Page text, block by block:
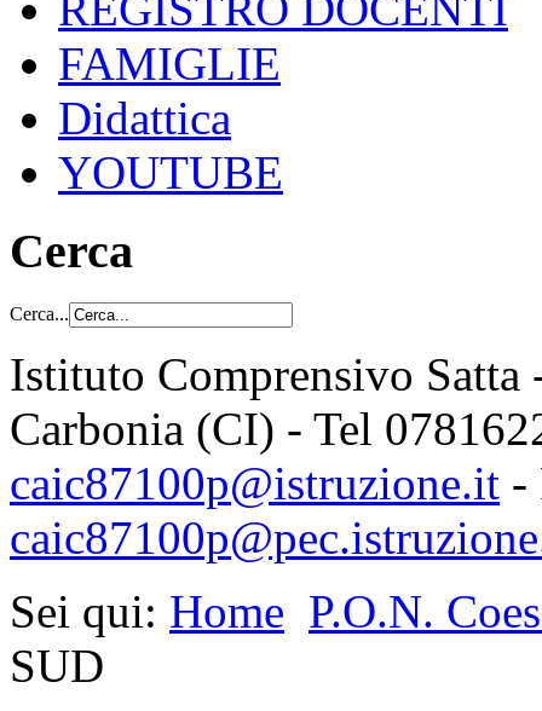
FAMIGLIE
Didattica
YOUTUBE
Cerca
Cerca...
Istituto Comprensivo
Carbonia (CI) - Tel
caic87100p@istruzione.it -
Sei qui: Home P.O.N.
SUD